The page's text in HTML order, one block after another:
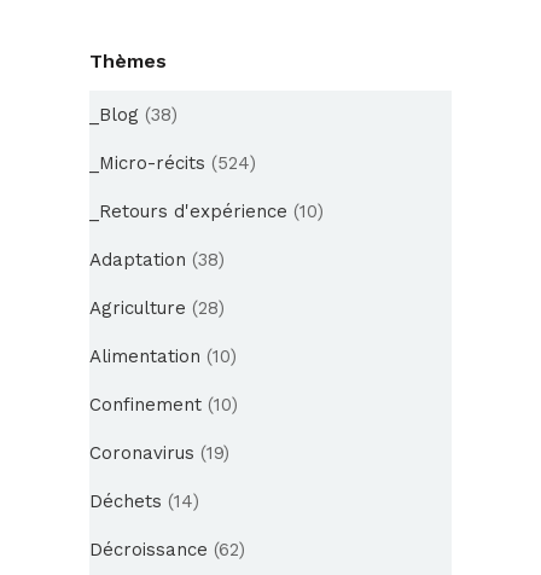
Thèmes
_Blog (38)
_Micro-récits (524)
_Retours d'expérience (10)
Adaptation (38)
Agriculture (28)
Alimentation (10)
Confinement (10)
Coronavirus (19)
Déchets (14)
Décroissance (62)